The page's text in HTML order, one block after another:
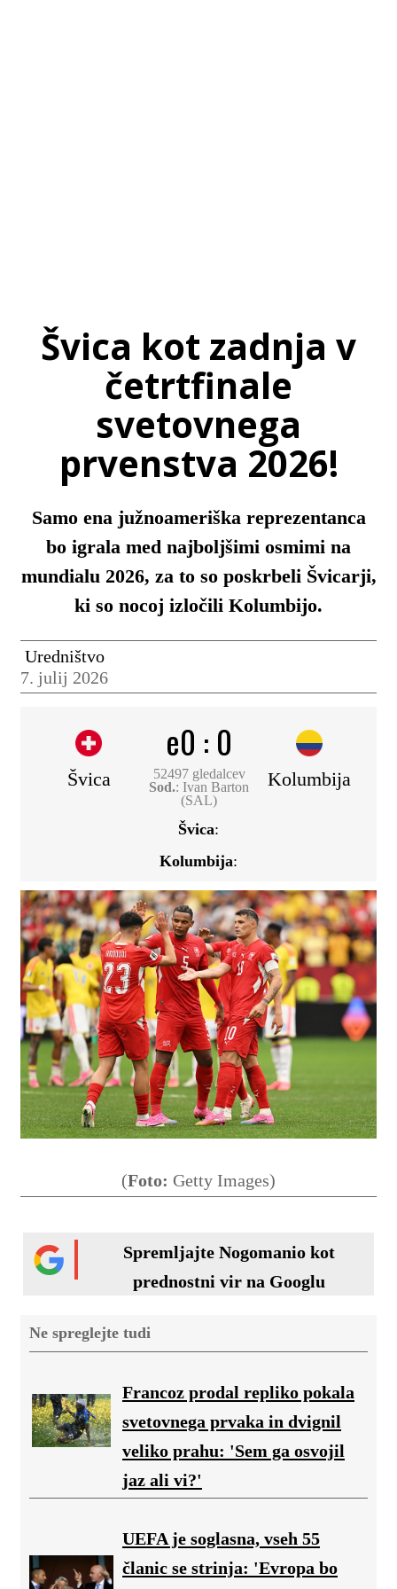
Švica kot zadnja v
četrtfinale
svetovnega
prvenstva 2026!
Samo ena južnoameriška reprezentanca
bo igrala med najboljšimi osmimi na
mundialu 2026, za to so poskrbeli Švicarji,
ki so nocoj izločili Kolumbijo.
Uredništvo
7. julij 2026
Švica
e0 : 0
52497 gledalcev
Sod.: Ivan Barton
(SAL)
Kolumbija
Švica:
Kolumbija:
(Foto: Getty Images)
Spremljajte Nogomanio kot
prednostni vir na Googlu
Ne spreglejte tudi
Francoz prodal repliko pokala
svetovnega prvaka in dvignil
veliko prahu: 'Sem ga osvojil
jaz ali vi?'
UEFA je soglasna, vseh 55
članic se strinja: 'Evropa bo